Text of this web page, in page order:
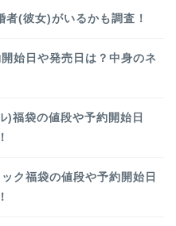
(彼女)がいるかも調査！
始日や発売日は？中身のネ
)福袋の値段や予約開始日
ク福袋の値段や予約開始日